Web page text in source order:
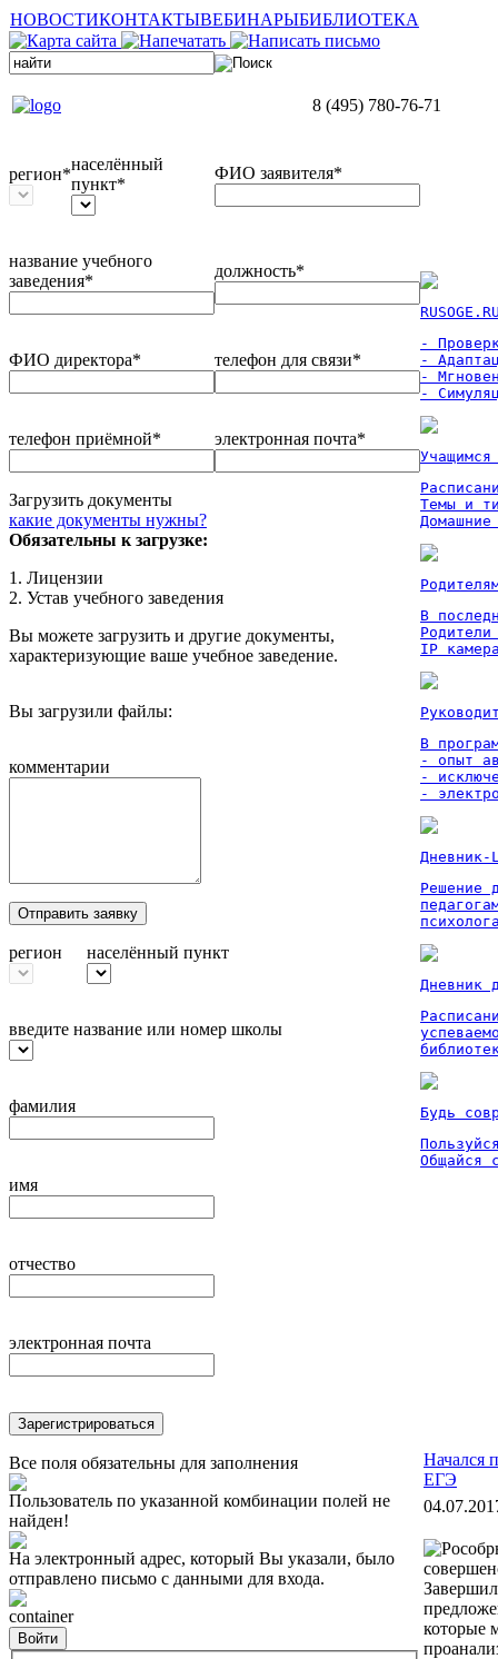
НОВОСТИКОНТАКТЫВЕБИНАРЫБИБЛИОТЕКА
8 (495) 780-76-71
регион*
населённый
пункт*
ФИО заявителя*
название учебного
заведения*
должность*
ФИО директора* телефон для связи*
телефон приёмной* электронная почта*
Загрузить документы
какие документы нужны?
Обязательны к загрузке:
1. Лицензии
2. Устав учебного заведения
Вы можете загрузить и другие документы,
характеризующие ваше учебное заведение.
Вы загрузили файлы:
комментарии
Отправить заявку
регион населённый пункт
введите название или номер школы
фамилия
имя
отчество
электронная почта
Зарегистрироваться
Все поля обязательны для заполнения
Пользователь по указанной комбинации полей не
найден!
На электронный адрес, который Вы указали, было
отправлено письмо с данными для входа.
container
Войти
-
-
-
-
Темы и
Домашние
В
IP
В
- опыт
-
-
Дневник-
Решение
Дневник
Будь
Общайся
Начался
ЕГЭ
которые